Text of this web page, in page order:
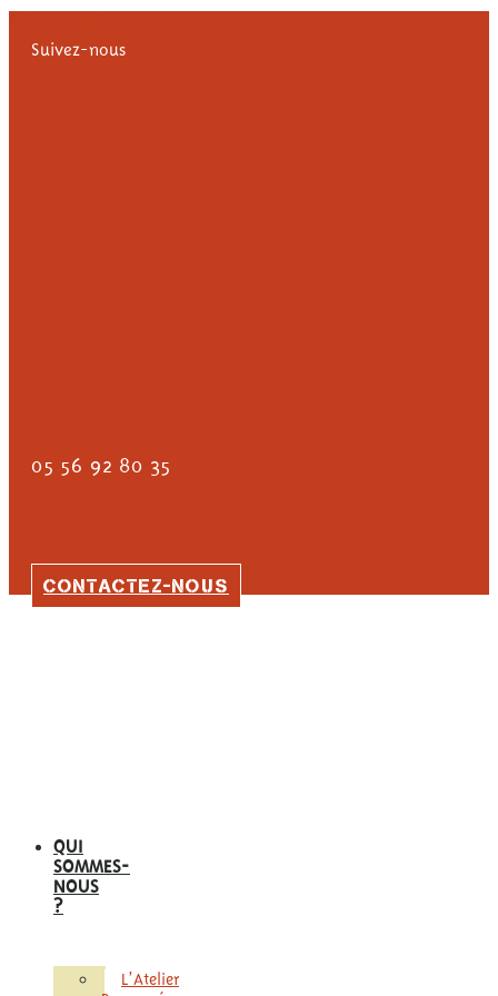
Suivez-nous
05 56 92 80 35
CONTACTEZ-NOUS
QUI
SOMMES-
NOUS
?
L’Atelier